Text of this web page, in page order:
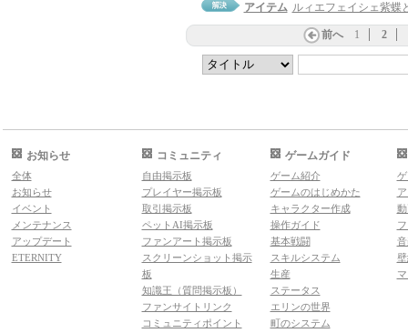
アイテム ルィエフェイシェ紫蝶
前へ 1 2
お知らせ
全体
お知らせ
イベント
メンテナンス
アップデート
ETERNITY
コミュニティ
自由掲示板
プレイヤー掲示板
取引掲示板
ペットAI掲示板
ファンアート掲示板
スクリーンショット掲示
板
知識王（質問掲示板）
ファンサイトリンク
コミュニティポイント
ゲームガイド
ゲーム紹介
ゲームのはじめかた
キャラクター作成
操作ガイド
基本戦闘
スキルシステム
生産
ステータス
エリンの世界
町のシステム